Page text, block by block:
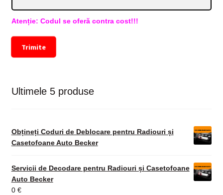
Atenție: Codul se oferă contra cost!!!
Trimite
Ultimele 5 produse
Obțineți Coduri de Deblocare pentru Radiouri și
Casetofoane Auto Becker
Servicii de Decodare pentru Radiouri și Casetofoane
Auto Becker
0 €